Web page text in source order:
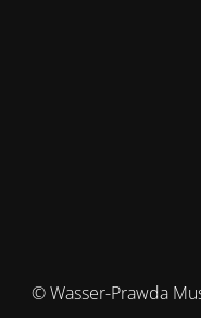
© Wasser-Prawda